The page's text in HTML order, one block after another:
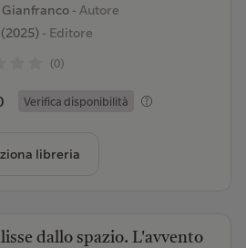
- Autore
- Editore
(0)
Verifica disponibilità
libreria
dallo spazio. L'avvento